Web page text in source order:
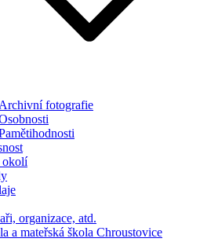
Archivní fotografie
okolí
organizace, atd.
a mateřská škola Chroustovice